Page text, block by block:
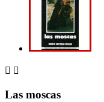
 
Las moscas